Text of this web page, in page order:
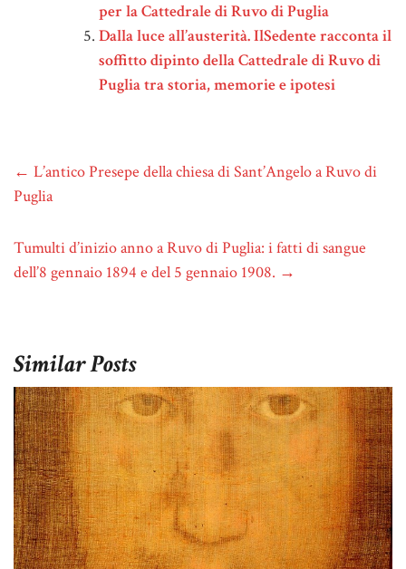
per la Cattedrale di Ruvo di Puglia
Dalla luce all’austerità. IlSedente racconta il
soffitto dipinto della Cattedrale di Ruvo di
Puglia tra storia, memorie e ipotesi
← L’antico Presepe della chiesa di Sant’Angelo a Ruvo di
Puglia
Tumulti d’inizio anno a Ruvo di Puglia: i fatti di sangue
dell’8 gennaio 1894 e del 5 gennaio 1908. →
Similar Posts